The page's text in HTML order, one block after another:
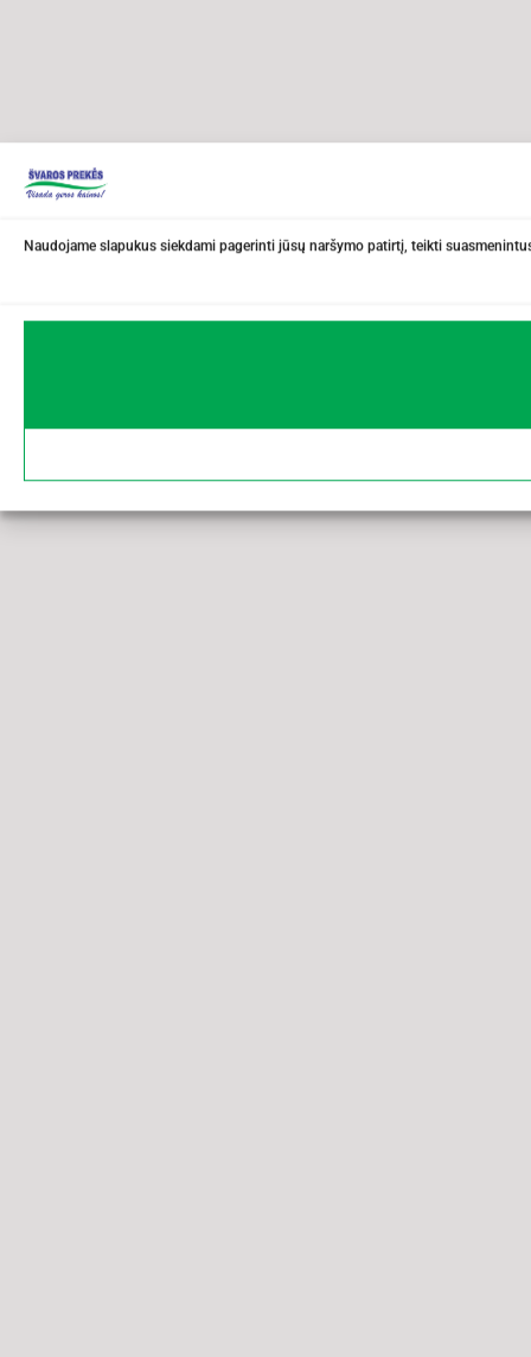
Naudojame slapukus siekdami pagerinti jūsų naršymo patirtį, teikti